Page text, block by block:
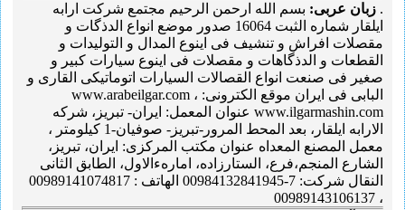
.زبان عربی: بسم الله ارحمن الرحیم مجتمع شرکت ارابه
ایلقار شماره الثبت 16064 صدور موضع انواع الدذگات و
مقصلات افراش و تنشیف فی اینوع المدال و التولیدات و
القطعات و الدذگاهات و مقصلات فی اینوع سیارات کبیر و
صغیر فی صنعت انواع القصالات السیارات اتوماتیکی القاری و
البابی فی ایران موقع الکترونی: www.arabeilgar.com ،
www.ilgarmashin.com عنوان المعمل: ایران- تبریز، شرکه
الارابه ایلقار، بعد المحط المرور-تبریز- صوفیان-1 کیلومتر ،
معمل المصنع المعداه عنوان مکتب المرکزی: ایران، تبریز،
الشارع المنجم،فرع، الستارزاده، امارهءالاول، الطابق الثانی
النقال شرکت: 7-00984132841945 الهاتف : 00989141074817
، 00989143106137